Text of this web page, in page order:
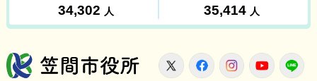
笠間市役所
X FacebookInstagram